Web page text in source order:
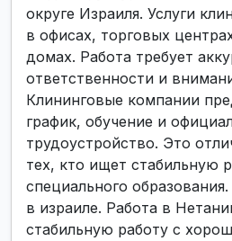
округе Израиля. Услуги
в офисах, торговых
домах. Работа требует
ответственности и
Клининговые компании
график, обучение и
трудоустройство. Это
тех, кто ищет стабильную
специального
в израиле. Работа в
стабильную работу с